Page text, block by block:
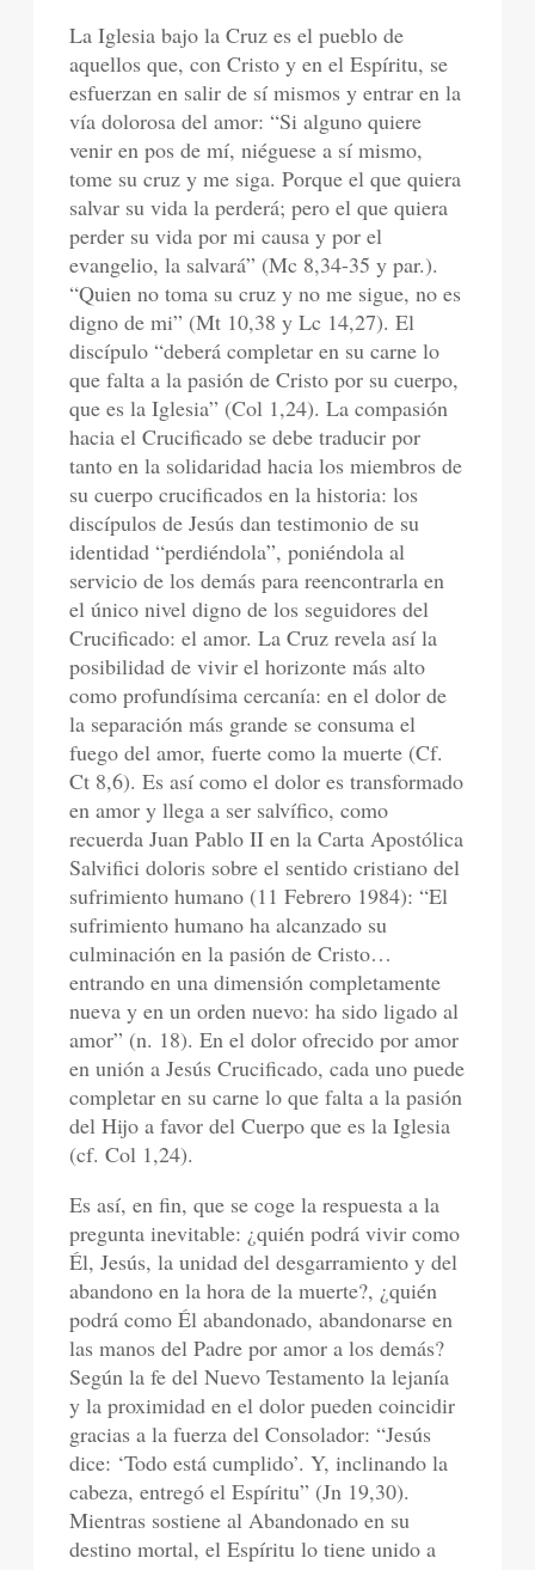
La Iglesia bajo la Cruz es el pueblo de
aquellos que, con Cristo y en el Espíritu, se
esfuerzan en salir de sí mismos y entrar en la
vía dolorosa del amor: “Si alguno quiere
venir en pos de mí, niéguese a sí mismo,
tome su cruz y me siga. Porque el que quiera
salvar su vida la perderá; pero el que quiera
perder su vida por mi causa y por el
evangelio, la salvará” (Mc 8,34-35 y par.).
“Quien no toma su cruz y no me sigue, no es
digno de mi” (Mt 10,38 y Lc 14,27). El
discípulo “deberá completar en su carne lo
que falta a la pasión de Cristo por su cuerpo,
que es la Iglesia” (Col 1,24). La compasión
hacia el Crucificado se debe traducir por
tanto en la solidaridad hacia los miembros de
su cuerpo crucificados en la historia: los
discípulos de Jesús dan testimonio de su
identidad “perdiéndola”, poniéndola al
servicio de los demás para reencontrarla en
el único nivel digno de los seguidores del
Crucificado: el amor. La Cruz revela así la
posibilidad de vivir el horizonte más alto
como profundísima cercanía: en el dolor de
la separación más grande se consuma el
fuego del amor, fuerte como la muerte (Cf.
Ct 8,6). Es así como el dolor es transformado
en amor y llega a ser salvífico, como
recuerda Juan Pablo II en la Carta Apostólica
Salvifici doloris sobre el sentido cristiano del
sufrimiento humano (11 Febrero 1984): “El
sufrimiento humano ha alcanzado su
culminación en la pasión de Cristo…
entrando en una dimensión completamente
nueva y en un orden nuevo: ha sido ligado al
amor” (n. 18). En el dolor ofrecido por amor
en unión a Jesús Crucificado, cada uno puede
completar en su carne lo que falta a la pasión
del Hijo a favor del Cuerpo que es la Iglesia
(cf. Col 1,24).
Es así, en fin, que se coge la respuesta a la
pregunta inevitable: ¿quién podrá vivir como
Él, Jesús, la unidad del desgarramiento y del
abandono en la hora de la muerte?, ¿quién
podrá como Él abandonado, abandonarse en
las manos del Padre por amor a los demás?
Según la fe del Nuevo Testamento la lejanía
y la proximidad en el dolor pueden coincidir
gracias a la fuerza del Consolador: “Jesús
dice: ‘Todo está cumplido’. Y, inclinando la
cabeza, entregó el Espíritu” (Jn 19,30).
Mientras sostiene al Abandonado en su
destino mortal, el Espíritu lo tiene unido a